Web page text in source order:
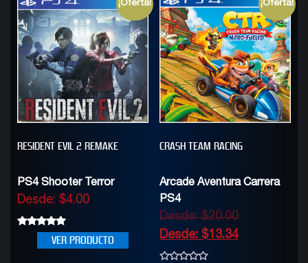
¡Oferta!
RESIDENT EVIL 2 REMAKE
PS4 Shooter Terror
Desde: $4.00
VER PRODUCTO
¡Oferta!
CRASH TEAM RACING
Arcade Aventura Carrera
PS4
Desde:$20.00
Desde: $13.34